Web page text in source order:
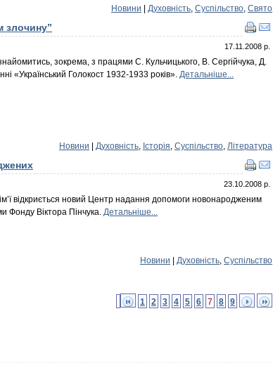
Новини Духовність, Суспільство, Свято
злочину”
17.11.2008 р.
зокрема, з працями С. Кульчицького, В. Сергійчука, Д.
«Український Голокост 1932-1933 років». Детальніше...
Новини Духовність, Історія, Суспільство, Література
23.10.2008 р.
відкриється новий Центр надання допомоги новонародженим
Фонду Віктора Пінчука. Детальніше...
Новини Духовність, Суспільство
1 2 3 4 5 6 7 8 9